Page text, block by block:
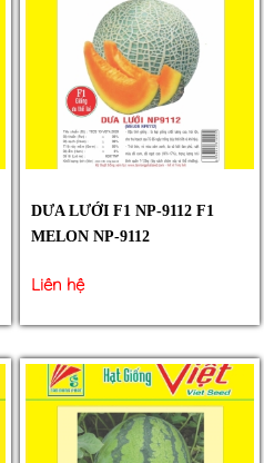
DƯA LƯỚI F1 NP-9112 F1
MELON NP-9112
Liên hệ